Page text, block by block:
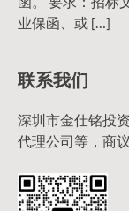
业保函、或 […]
联系我们
深圳市金仕铭投
代理公司等，商